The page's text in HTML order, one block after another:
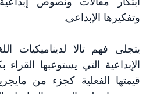
وتفكيرها الإبداعي.
يتجلى فهم تالا لديناميكيات
الإبداعية التي يستوعبها
قيمتها الفعلية كجزء من